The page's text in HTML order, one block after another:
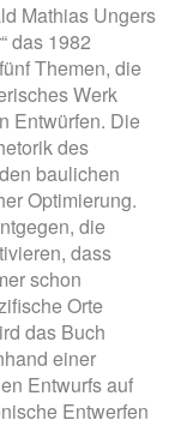
Mathias Ungers
das 1982
Themen, die
Werk
Entwürfen. Die
des
baulichen
Optimierung.
die
dass
schon
Orte
das Buch
einer
Entwurfs auf
Entwerfen